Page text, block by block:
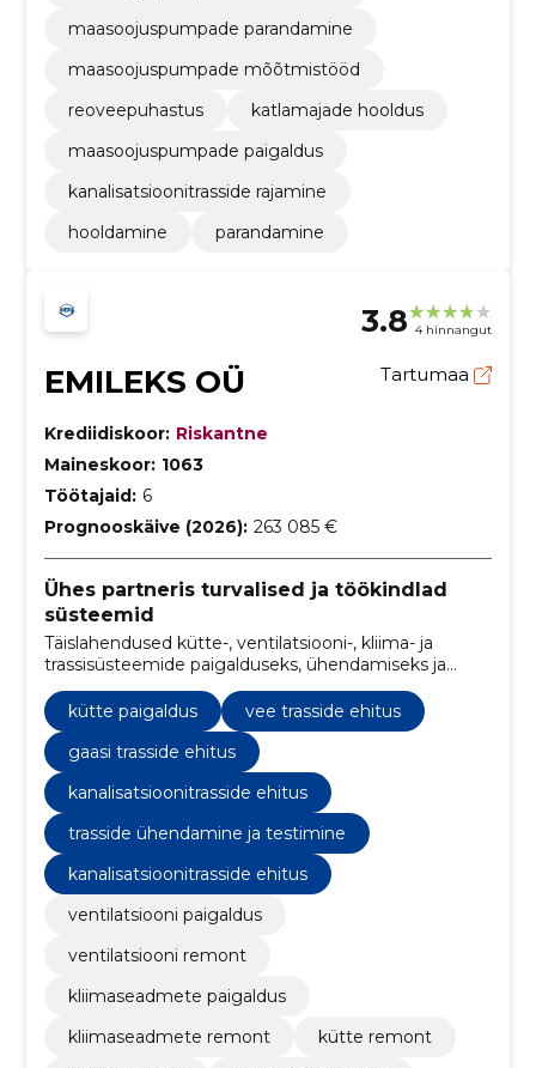
maasoojuspumpade parandamine
maasoojuspumpade mõõtmistööd
reoveepuhastus
katlamajade hooldus
maasoojuspumpade paigaldus
kanalisatsioonitrasside rajamine
hooldamine
parandamine
3.8 4 hinnangut
EMILEKS OÜ Tartumaa
Krediidiskoor: Riskantne
Maineskoor: 1063
Töötajaid: 6
Prognooskäive (2026): 263 085 €
Ühes partneris turvalised ja töökindlad
süsteemid
Täislahendused kütte-, ventilatsiooni-, kliima- ja
trassisüsteemide paigalduseks, ühendamiseks ja
hoolduseks — koordineeritud ning töökindel teenus
ühest partnerist.
kütte paigaldus
vee trasside ehitus
gaasi trasside ehitus
kanalisatsioonitrasside ehitus
trasside ühendamine ja testimine
kanalisatsioonitrasside ehitus
ventilatsiooni paigaldus
ventilatsiooni remont
kliimaseadmete paigaldus
kliimaseadmete remont
kütte remont